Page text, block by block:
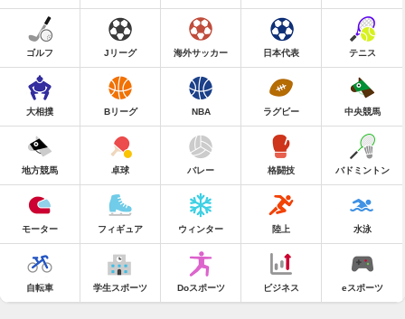
ゴルフ Jリーグ 海外サッカー 日本代表 テニス
大相撲 Bリーグ NBA ラグビー 中央競馬
地方競馬 卓球 バレー 格闘技 バドミントン
モーター フィギュア ウィンター 陸上 水泳
自転車 学生スポーツ Doスポーツ ビジネス eスポーツ